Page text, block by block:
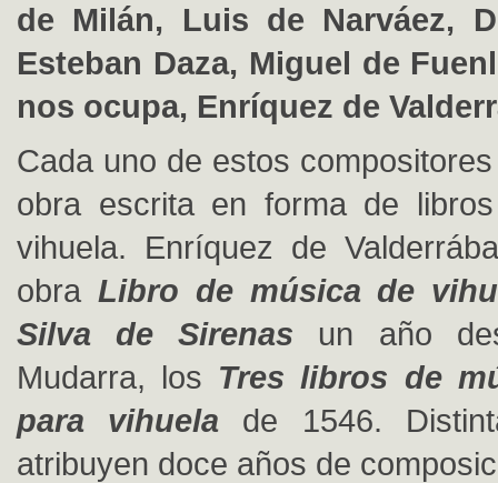
de Milán, Luis de Narváez,
Esteban Daza, Miguel de
nos ocupa, Enríquez de
Cada uno de estos
obra escrita en forma de
vihuela. Enríquez de
obra Libro de música de
Silva de Sirenas un año
Mudarra, los Tres libros de
para vihuela de 1546.
atribuyen doce años de